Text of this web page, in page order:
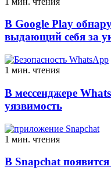
В Google Play
выдающий себя за
1 мин. чтения
В мессенджере
уязвимость
1 мин. чтения
В Snapchat